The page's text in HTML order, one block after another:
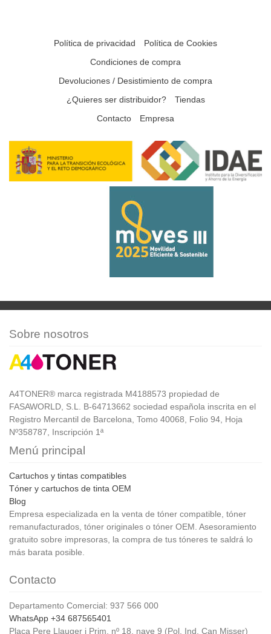
Política de privacidad
Política de Cookies
Condiciones de compra
Devoluciones / Desistimiento de compra
¿Quieres ser distribuidor?
Tiendas
Contacto
Empresa
Sobre nosotros
A4TONER® marca registrada M4188573 propiedad de
FASAWORLD, S.L. B-64713662 sociedad española inscrita en el
Registro Mercantil de Barcelona, Tomo 40068, Folio 94, Hoja
Nº358787, Inscripción 1ª
Menú principal
Cartuchos y tintas compatibles
Tóner y cartuchos de tinta OEM
Blog
Empresa especializada en la venta de tóner compatible, tóner
remanufacturados, tóner originales o tóner OEM. Asesoramiento
gratuito sobre impresoras, la compra de tus tóneres te saldrá lo
más barata posible.
Contacto
Departamento Comercial: 937 566 000
WhatsApp +34 687565401
Plaça Pere Llauger i Prim, nº 18, nave 9 (Pol. Ind. Can Misser)